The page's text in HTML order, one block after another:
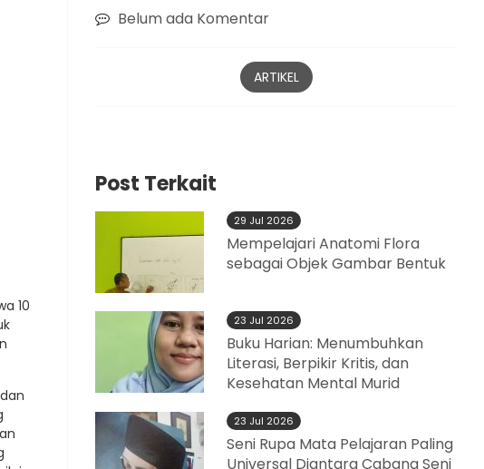
10
Belum ada Komentar
ARTIKEL
Post Terkait
29 Jul 2026
Mempelajari Anatomi Flora
sebagai Objek Gambar Bentuk
23 Jul 2026
Buku Harian: Menumbuhkan
Literasi, Berpikir Kritis, dan
Kesehatan Mental Murid
23 Jul 2026
Seni Rupa Mata Pelajaran Paling
Universal Diantara Cabang Seni